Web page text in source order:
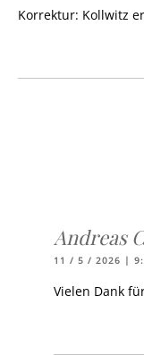
Korrektur: Kollwitz
Andreas
11 / 5 / 2026 |
Vielen Dank